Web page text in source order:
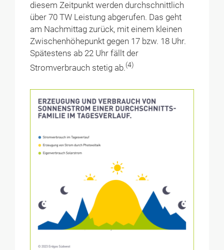
diesem Zeitpunkt werden durchschnittlich
über 70 TW Leistung abgerufen. Das geht
am Nachmittag zurück, mit einem kleinen
Zwischenhöhepunkt gegen 17 bzw. 18 Uhr.
Spätestens ab 22 Uhr fällt der
Stromverbrauch stetig ab.(4)